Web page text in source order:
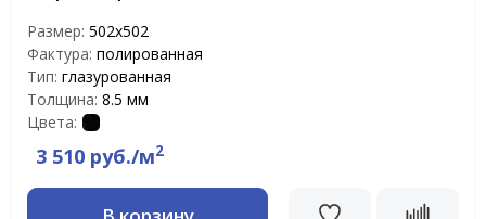
Размер: 502х502
Фактура: полированная
Тип: глазурованная
Толщина: 8.5 мм
Цвета:
3 510 руб./м2